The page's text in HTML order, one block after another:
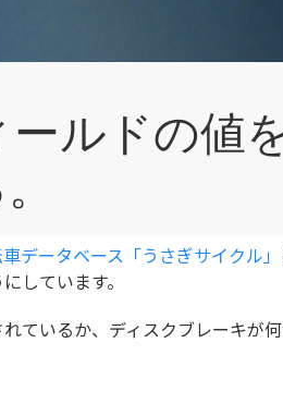
ルドの値
データベース「うさぎサイクル」
しています。
ているか、ディスクブレーキが